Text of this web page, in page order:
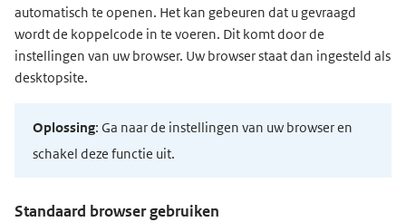
automatisch te openen. Het kan gebeuren dat u gevraagd
wordt de koppelcode in te voeren. Dit komt door de
instellingen van uw browser. Uw browser staat dan ingesteld als
desktopsite.
Oplossing: Ga naar de instellingen van uw browser en
schakel deze functie uit.
Standaard browser gebruiken